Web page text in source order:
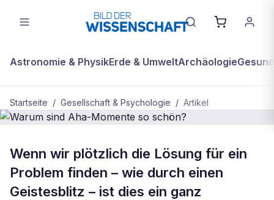
Astronomie & PhysikErde & UmweltArchäologie
Startseite / Gesellschaft & Psychologie / Artikel
Warum sind Aha-Momente so
schön?
Wenn wir plötzlich die Lösung für ein
Problem finden – wie durch einen
Geistesblitz – ist dies ein ganz